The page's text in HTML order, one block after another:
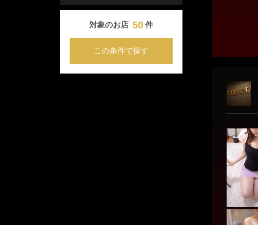
対象のお店 50 件
この条件で探す